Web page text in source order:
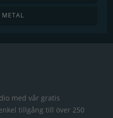
METAL
med vår gratis
tillgång till över 250